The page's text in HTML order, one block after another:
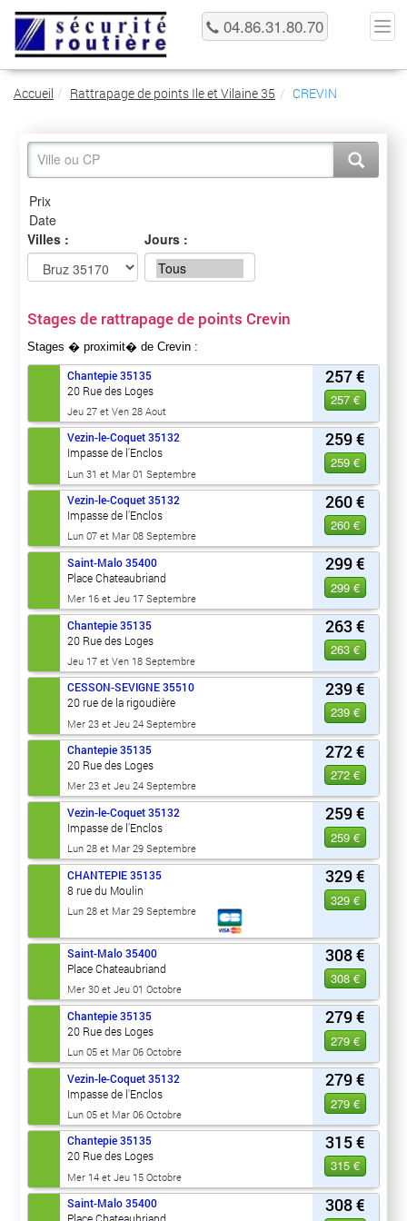
04.86.31.80.70
Accueil Rattrapage de points Ile et Vilaine 35 CREVIN
Villes : Jours :
Stages de rattrapage de points Crevin
Stages � proximit� de Crevin :
257 €
257 €
Chantepie 35135
20 Rue des Loges
Jeu 27 et Ven 28 Aout
259 €
259 €
Vezin-le-Coquet 35132
Impasse de l'Enclos
Lun 31 et Mar 01 Septembre
260 €
260 €
Vezin-le-Coquet 35132
Impasse de l'Enclos
Lun 07 et Mar 08 Septembre
299 €
299 €
Saint-Malo 35400
Place Chateaubriand
Mer 16 et Jeu 17 Septembre
263 €
263 €
Chantepie 35135
20 Rue des Loges
Jeu 17 et Ven 18 Septembre
239 €
239 €
CESSON-SEVIGNE 35510
20 rue de la rigoudière
Mer 23 et Jeu 24 Septembre
272 €
272 €
Chantepie 35135
20 Rue des Loges
Mer 23 et Jeu 24 Septembre
259 €
259 €
Vezin-le-Coquet 35132
Impasse de l'Enclos
Lun 28 et Mar 29 Septembre
329 €
329 €
CHANTEPIE 35135
8 rue du Moulin
Lun 28 et Mar 29 Septembre
308 €
308 €
Saint-Malo 35400
Place Chateaubriand
Mer 30 et Jeu 01 Octobre
279 €
279 €
Chantepie 35135
20 Rue des Loges
Lun 05 et Mar 06 Octobre
279 €
279 €
Vezin-le-Coquet 35132
Impasse de l'Enclos
Lun 05 et Mar 06 Octobre
315 €
315 €
Chantepie 35135
20 Rue des Loges
Mer 14 et Jeu 15 Octobre
308 €
Saint-Malo 35400